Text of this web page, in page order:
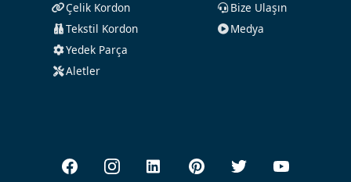
Çelik Kordon
Tekstil Kordon
Yedek Parça
Aletler
Bize Ulaşın
Medya